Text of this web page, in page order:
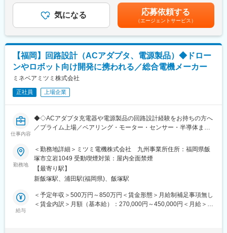
・年間休日125日・ノー残業デーがあり残業20h
・有給休暇の平均取得日数14.5日
・育休取得100%（男性の育休取得実績もあり！）
■教育体制
・入社後、約1ヶ月間は個人の経験や力量に応じてOJT・OFF-JT
を実施します。
・社内の技術教育センターにて充実した教育プログラムを用意し
ております。デジタル回路、アナログ回路、高周波回路、組込・
ファームウェア、無線通信、パワーエレクトロニクス、EMC対策
のための電磁気学、半導体等多岐に渡るカリキュラムを持ち、自
身のスキルと担当業務に応じてプログラムを受講可能です。
■会社説明会および採用試験への参加に伴う下記対象者への交通費
【対象】
・近畿地方以外に在住の方が本社で説明会・試験に参加される場
合
・長崎県以外に在住の方が長崎事業所で説明会・試験に参加され
場合
■新規事業場所のため、まず本社で研修（６～１２ヶ月）を行い、
■年収例：720万円／月給43万700円・46歳570万円／月給27万
8000円・37歳賃金はあくまでも目安の金額であり、選考を通じて
上下する可能性があります。月給(月額)は固定手当を含めた表記で
す。
気になる 応募依頼する
（エージェントサービス）
【福岡】回路設計（ACアダプタ、電源製品）◆ドロー
ンやロボット向け開発に携われる／総合電機メーカー
ミネベアミツミ株式会社
正社員 上場企業
仕事内容
◆◇ACアダプタ充電器や電源製品の回路設計経験をお持ちの方へ
／プライム上場／ベアリング・モーター・センサー・半導体まで
※入社後すぐ在籍出向となり、出向元がミネベアミツミ株式会社、
出向先はミツミ電機株式会社となります。（年収や待遇などは全
社統一です）
■業務内容：
・製品設計開発
・ACアダプタや充電器の回路設計、基板設計、熱設計
勤務地
＜勤務地詳細＞ミツミ電機株式会社 九州事業所住所：福岡県飯
塚市立岩1049 受動喫煙対策：屋内全面禁煙
【最寄り駅】
新飯塚駅、浦田駅(福岡県)、飯塚駅
給与
＜予定年収＞500万円～850万円＜賃金形態＞月給制補足事項無し
＜賃金内訳＞月額（基本給）：270,000円～450,000円＜月給＞